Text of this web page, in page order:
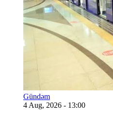
Gündəm
4 Aug, 2026 - 13:00